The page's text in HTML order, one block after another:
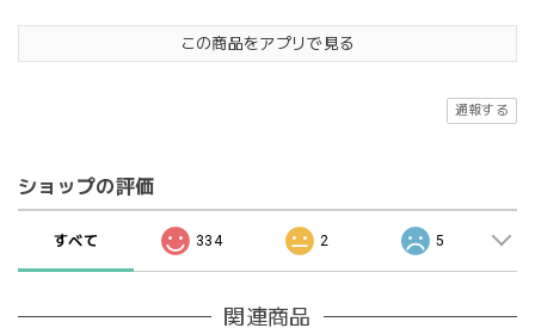
この商品をアプリで見る
通報する
ショップの評価
すべて 334 2 5
関連商品